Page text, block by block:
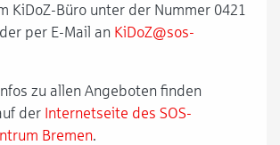
KiDoZ-Büro unter der Nummer 0421
per E-Mail an KiDoZ@sos-
zu allen Angeboten finden
der Internetseite des SOS-
Bremen.